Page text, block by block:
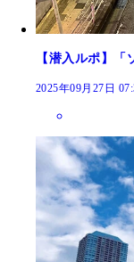
【潜入ルポ】
2025年09月27日